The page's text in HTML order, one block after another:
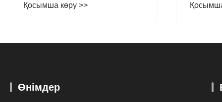
қосқышымен бірдей ме?
Қосымша көру >>
Өнімдер